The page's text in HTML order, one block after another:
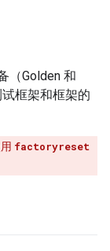
（Golden 和
框架和框架的
factoryreset